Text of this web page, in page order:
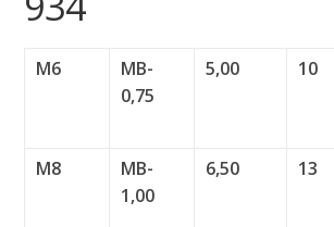
M6
MB-
0,75
5,00 10
M8
MB-
1,00
6,50 13